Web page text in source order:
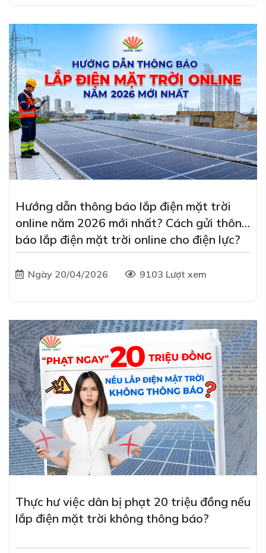
Hướng dẫn thông báo lắp điện mặt trời
online năm 2026 mới nhất? Cách gửi thông
báo lắp điện mặt trời online cho điện lực?
Ngày 20/04/2026 9103 Lượt xem
Thực hư việc dân bị phạt 20 triệu đồng nếu
lắp điện mặt trời không thông báo?